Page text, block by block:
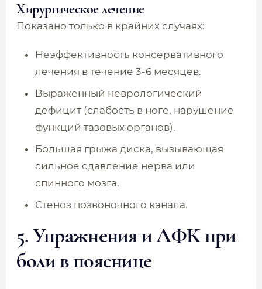
Хирургическое лечение
Показано только в крайних случаях:
Неэффективность консервативного
лечения в течение 3-6 месяцев.
Выраженный неврологический
дефицит (слабость в ноге, нарушение
функций тазовых органов).
Большая грыжа диска, вызывающая
сильное сдавление нерва или
спинного мозга.
Стеноз позвоночного канала.
5. Упражнения и ЛФК при
боли в пояснице